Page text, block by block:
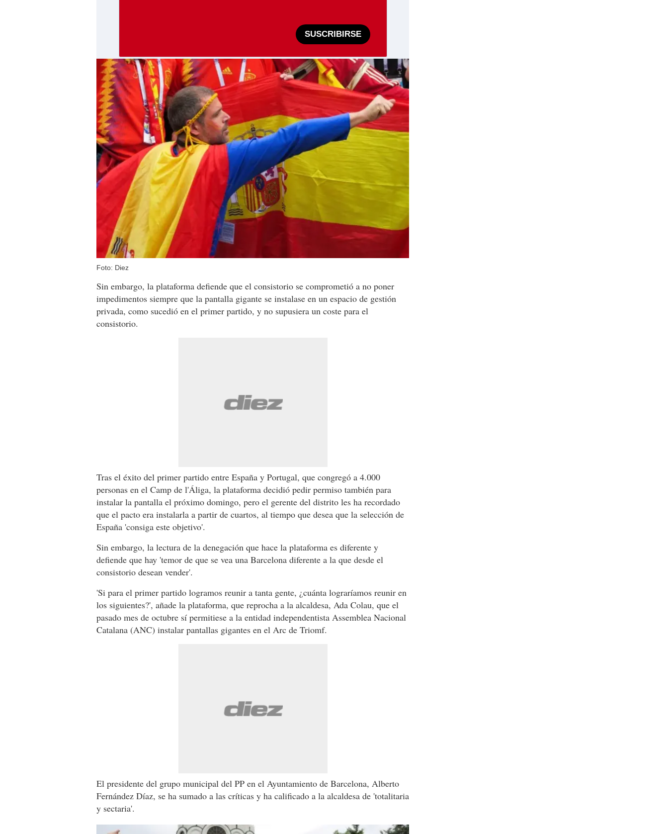
SUSCRIBIRSE
Foto: Diez
Sin embargo, la plataforma defiende que el consistorio se comprometió a no poner
impedimentos siempre que la pantalla gigante se instalase en un espacio de gestión
privada, como sucedió en el primer partido, y no supusiera un coste para el
consistorio.
Tras el éxito del primer partido entre España y Portugal, que congregó a 4.000
personas en el Camp de l'Áliga, la plataforma decidió pedir permiso también para
instalar la pantalla el próximo domingo, pero el gerente del distrito les ha recordado
que el pacto era instalarla a partir de cuartos, al tiempo que desea que la selección de
España 'consiga este objetivo'.
Sin embargo, la lectura de la denegación que hace la plataforma es diferente y
defiende que hay 'temor de que se vea una Barcelona diferente a la que desde el
consistorio desean vender'.
'Si para el primer partido logramos reunir a tanta gente, ¿cuánta lograríamos reunir en
los siguientes?', añade la plataforma, que reprocha a la alcaldesa, Ada Colau, que el
pasado mes de octubre sí permitiese a la entidad independentista Assemblea Nacional
Catalana (ANC) instalar pantallas gigantes en el Arc de Triomf.
El presidente del grupo municipal del PP en el Ayuntamiento de Barcelona, Alberto
Fernández Díaz, se ha sumado a las críticas y ha calificado a la alcaldesa de 'totalitaria
y sectaria'.